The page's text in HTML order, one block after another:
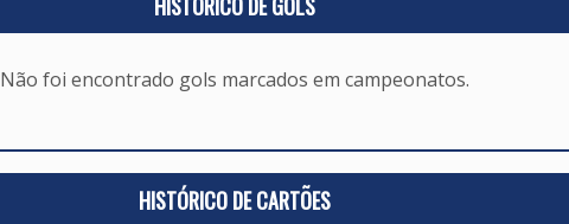
Não foi encontrado gols marcados em campeonatos.
HISTÓRICO DE CARTÕES